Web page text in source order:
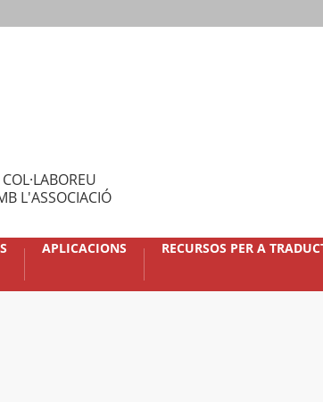
COL·LABOREU
L'ASSOCIACIÓ
APLICACIONS RECURSOS PER A